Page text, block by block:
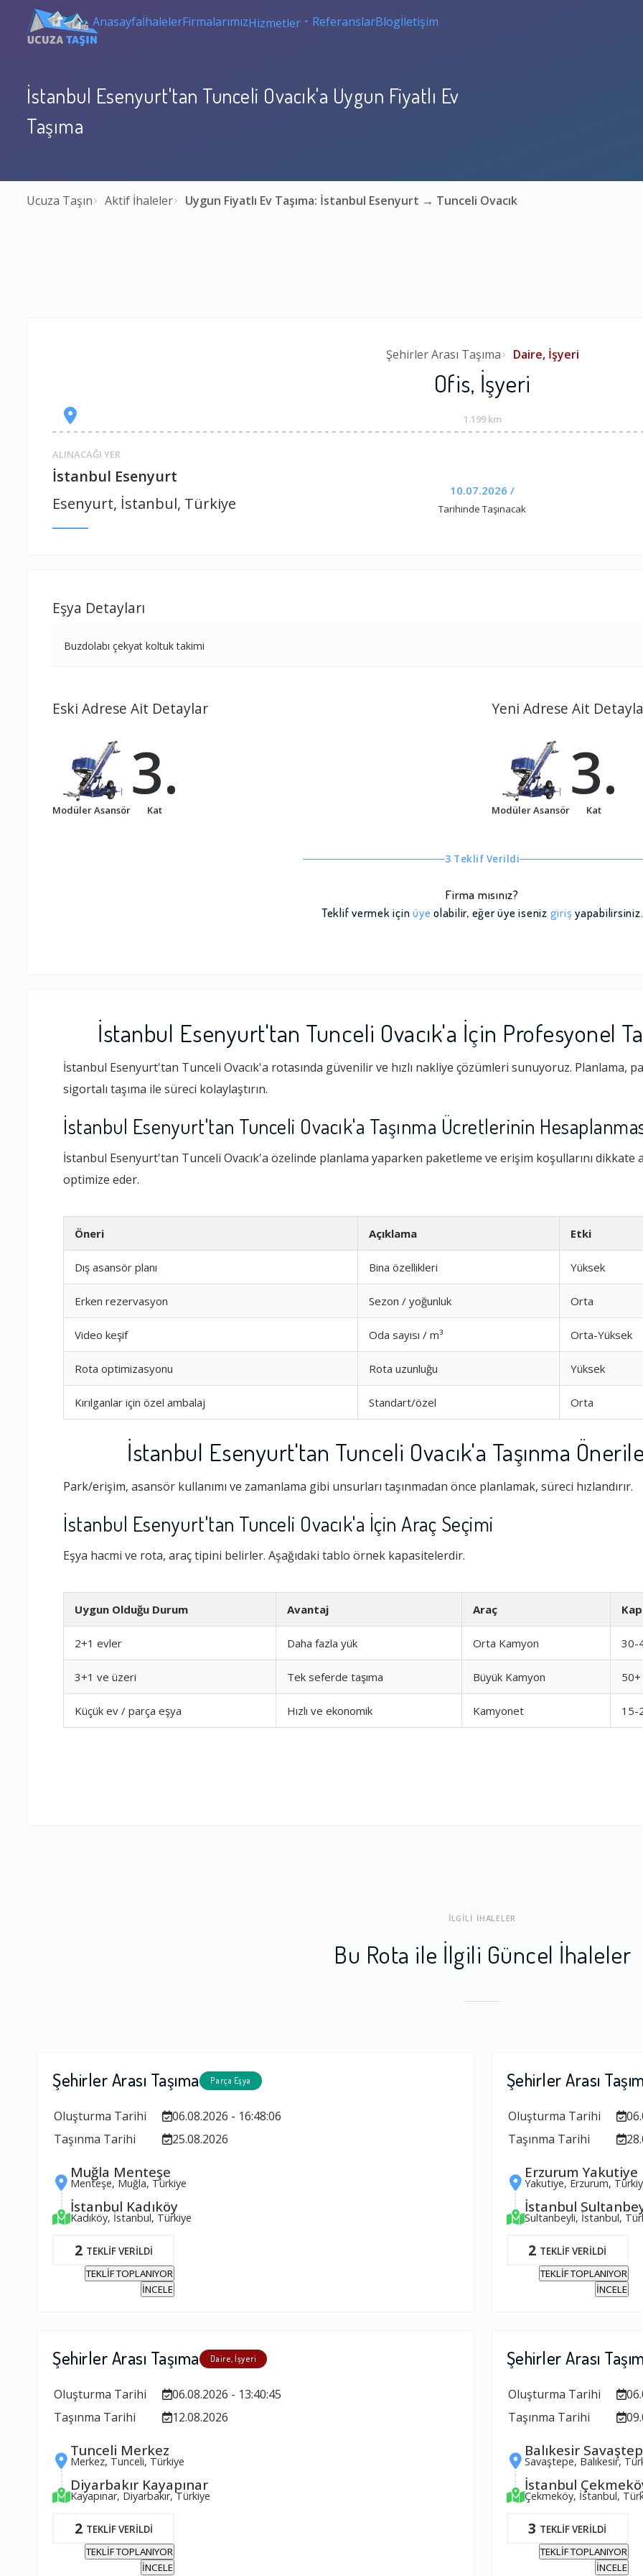
AnasayfaİhalelerFirmalarımızHizmetler ReferanslarBlogİletişim
İstanbul Esenyurt'tan Tunceli Ovacık'a Uygun Fiyatlı Ev
Taşıma
Ucuza Taşın Aktif İhaleler Uygun Fiyatlı Ev Taşıma: İstanbul Esenyurt → Tunceli Ovacık
Şehirler Arası Taşıma Daire, İşyeri
Ofis, İşyeri
1.199 km
ALINACAĞI YER
İstanbul Esenyurt
Esenyurt, İstanbul, Türkiye
10.07.2026 /
Tarihinde Taşınacak
Eşya Detayları
Buzdolabı çekyat koltuk takimi
Eski Adrese Ait Detaylar
Modüler Asansör
3.
Kat
Yeni Adrese Ait
Modüler Asansör
3.
Kat
3 Teklif Verildi
Firma mısınız?
Teklif vermek içinüye olabilir, eğer üye iseniz giriş yapabilirsiniz.
İstanbul Esenyurt'tan Tunceli Ovacık'a İçin Profesyonel
İstanbul Esenyurt'tan Tunceli Ovacık'a rotasında güvenilir ve hızlı nakliye çözümleri sunuyoruz. Planlama,
sigortalı taşıma ile süreci kolaylaştırın.
İstanbul Esenyurt'tan Tunceli Ovacık'a Taşınma Ücretlerinin
İstanbul Esenyurt'tan Tunceli Ovacık'a özelinde planlama yaparken paketleme ve erişim koşullarını dikkate
optimize eder.
Öneri Açıklama Etki
Dış asansör planı Bina özellikleri Yüksek
Erken rezervasyon Sezon / yoğunluk Orta
Video keşif Oda sayısı / m³ Orta-Yüksek
Rota optimizasyonu Rota uzunluğu Yüksek
Kırılganlar için özel ambalaj Standart/özel Orta
İstanbul Esenyurt'tan Tunceli Ovacık'a Taşınma
Park/erişim, asansör kullanımı ve zamanlama gibi unsurları taşınmadan önce planlamak, süreci hızlandırır.
İstanbul Esenyurt'tan Tunceli Ovacık'a İçin Araç Seçimi
Eşya hacmi ve rota, araç tipini belirler. Aşağıdaki tablo örnek kapasitelerdir.
Uygun Olduğu Durum Avantaj Araç
2+1 evler Daha fazla yük Orta Kamyon 30-
3+1 ve üzeri Tek seferde taşıma Büyük Kamyon 50+
Küçük ev / parça eşya Hızlı ve ekonomik Kamyonet 15-
İLGİLİ İHALELER
Bu Rota ile İlgili Güncel İhaleler
Şehirler Arası Taşıma Parça Eşya
Oluşturma Tarihi
06.08.2026 - 16:48:06
Taşınma Tarihi
25.08.2026
Muğla Menteşe
Menteşe, Muğla, Türkiye
İstanbul Kadıköy
Kadıköy, İstanbul, Türkiye
2 TEKLİF VERİLDİ
TEKLİF TOPLANIYOR
İNCELE
Şehirler Arası
Oluşturma Tarihi
Taşınma Tarihi
Erzurum Yakutiye
Yakutiye, Erzurum,
İstanbul
Sultanbeyli, İstanbul,
2 TEKLİF VERİLDİ
TEKLİF TOPLANIYOR
İNCELE
Şehirler Arası Taşıma Daire, İşyeri
Oluşturma Tarihi
06.08.2026 - 13:40:45
Taşınma Tarihi
12.08.2026
Tunceli Merkez
Merkez, Tunceli, Türkiye
Diyarbakır Kayapınar
Kayapınar, Diyarbakır, Türkiye
2 TEKLİF VERİLDİ
TEKLİF TOPLANIYOR
İNCELE
Şehirler Arası
Oluşturma Tarihi
Taşınma Tarihi
Balıkesir
Savaştepe, Balıkesir,
İstanbul
Çekmeköy, İstanbul,
3 TEKLİF VERİLDİ
TEKLİF TOPLANIYOR
İNCELE
Ambalajlama Hizmeti 1.0
Firma ile İletişim
Firma Çalışanları 1.0